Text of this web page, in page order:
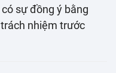
sự đồng ý bằng
nhiệm trước